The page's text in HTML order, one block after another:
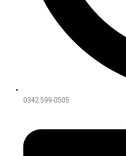
0342 599-0505